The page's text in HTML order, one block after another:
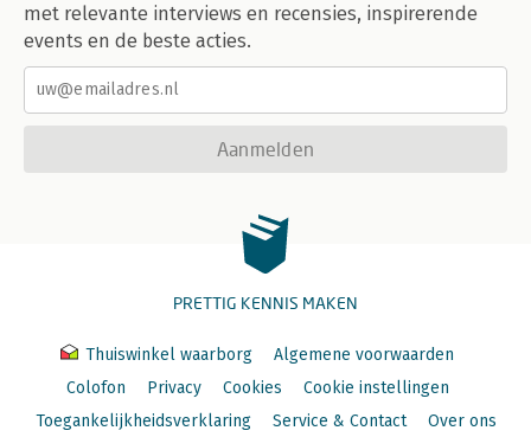
met relevante interviews en recensies, inspirerende
events en de beste acties.
Aanmelden
PRETTIG KENNIS MAKEN
Thuiswinkel waarborg
Algemene voorwaarden
Colofon
Privacy Cookies
Cookie instellingen
Toegankelijkheidsverklaring
Service & Contact Over ons